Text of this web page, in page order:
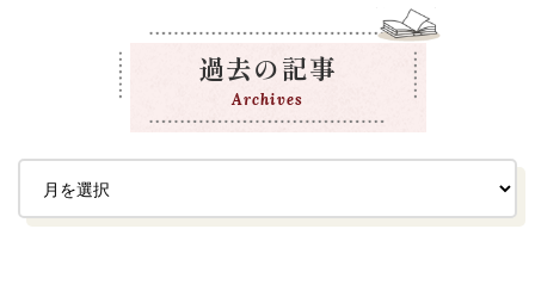
過去の記事
Archives